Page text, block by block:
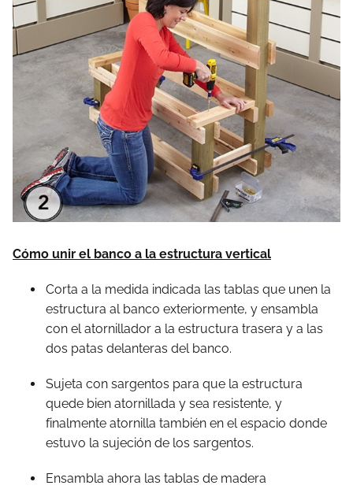
Cómo unir el banco a la estructura vertical
Corta a la medida indicada las tablas que unen la
estructura al banco exteriormente, y ensambla
con el atornillador a la estructura trasera y a las
dos patas delanteras del banco.
Sujeta con sargentos para que la estructura
quede bien atornillada y sea resistente, y
finalmente atornilla también en el espacio donde
estuvo la sujeción de los sargentos.
Ensambla ahora las tablas de madera